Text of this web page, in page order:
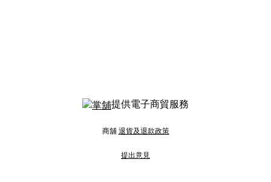
提供電子商貿服務
商舖 退貨及退款政策
提出意見